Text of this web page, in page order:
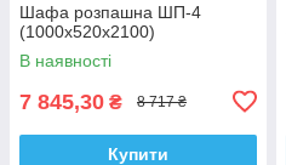
Шафа розпашна ШП-4
(1000х520х2100)
В наявності
7 845,30 ₴ 8 717 ₴
Купити